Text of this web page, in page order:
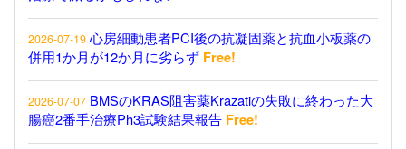
2026-07-19 心房細動患者PCI後の抗凝固薬と抗血小板薬の
併用1か月が12か月に劣らず Free!
2026-07-07 BMSのKRAS阻害薬Krazatiの失敗に終わった大
腸癌2番手治療Ph3試験結果報告 Free!